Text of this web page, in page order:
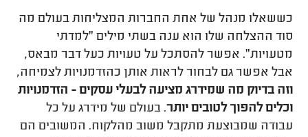
כששאלו מנהל של אחת החברות המצליחות בעולם מה
סוד ההצלחה שלו הוא ענה בשתי מילים "למדתי
מטעויות". אפשר להסתכל על טעויות כעל דבר מבאס,
אבל אפשר גם לבחור לראות אותן כהזדמנויות לצמיחה,
וזה בדיוק מה שמידרג מציעה לבעלי עסקים - הזדמנויות
וכלים להפוך לטובים יותר. בעולם של מידרג על כל
עבודה שמבוצעת מתקבל משוב מהלקוח. המשובים הם